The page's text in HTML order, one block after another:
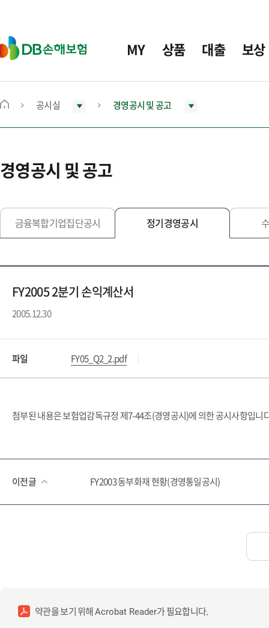
D
B
보
MY 상품 대출 보상
메
으
로
동
공시실 경영공시 및 공고
경영공시 및 공고
금융복합기업집단공시 정기경영공시
FY2005 2분기 손익계산서
2005.12.30
파일 FY05_Q2_2.pdf
첨부된 내용은 보험업감독규정 제7-44조(경영공시)에 의한 공시사항입니
이전글 FY2003 동부화재 현황(경영통일공시)
약관을 보기 위해Acrobat Reader가 필요합니다.